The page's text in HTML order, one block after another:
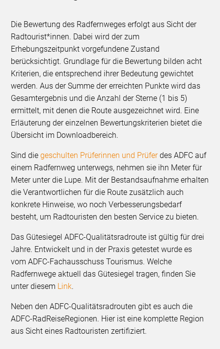
Die Bewertung des Radfernweges erfolgt aus Sicht der
Radtourist*innen. Dabei wird der zum
Erhebungszeitpunkt vorgefundene Zustand
berücksichtigt. Grundlage für die Bewertung bilden acht
Kriterien, die entsprechend ihrer Bedeutung gewichtet
werden. Aus der Summe der erreichten Punkte wird das
Gesamtergebnis und die Anzahl der Sterne (1 bis 5)
ermittelt, mit denen die Route ausgezeichnet wird. Eine
Erläuterung der einzelnen Bewertungskriterien bietet die
Übersicht im Downloadbereich.
Sind diegeschulten Prüferinnen und Prüferdes ADFC auf
einem Radfernweg unterwegs, nehmen sie ihn Meter für
Meter unter die Lupe. Mit der Bestandsaufnahme erhalten
die Verantwortlichen für die Route zusätzlich auch
konkrete Hinweise, wo noch Verbesserungsbedarf
besteht, um Radtouristen den besten Service zu bieten.
Das Gütesiegel ADFC-Qualitätsradroute ist gültig für drei
Jahre. Entwickelt und in der Praxis getestet wurde es
vom ADFC-Fachausschuss Tourismus. Welche
Radfernwege aktuell das Gütesiegel tragen, finden Sie
unter diesem Link.
Neben den ADFC-Qualitätsradrouten gibt es auch die
ADFC-RadReiseRegionen. Hier ist eine komplette Region
aus Sicht eines Radtouristen zertifiziert.